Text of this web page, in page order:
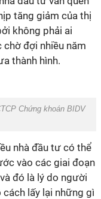
tăng giảm của thị
không phải ai
chờ đợi nhiều năm
thành hình.
Chứng khoán BIDV
nhà đầu tư có thể
vào các giai đoạn
đó là lý do người
lấy lại những gì